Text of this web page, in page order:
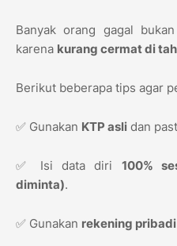
Banyak orang gagal
karena kurang cermat di
Berikut beberapa tips agar
✅ Gunakan KTP asli dan
✅ Isi data diri 100%
diminta).
✅ Gunakan rekening